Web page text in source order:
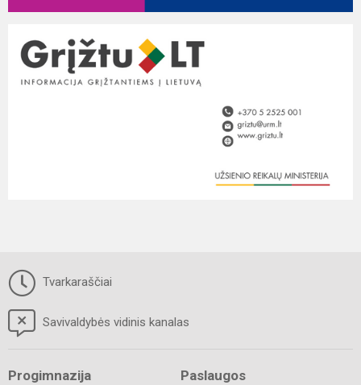
Tvarkaraščiai
Savivaldybės vidinis kanalas
Progimnazija Paslaugos